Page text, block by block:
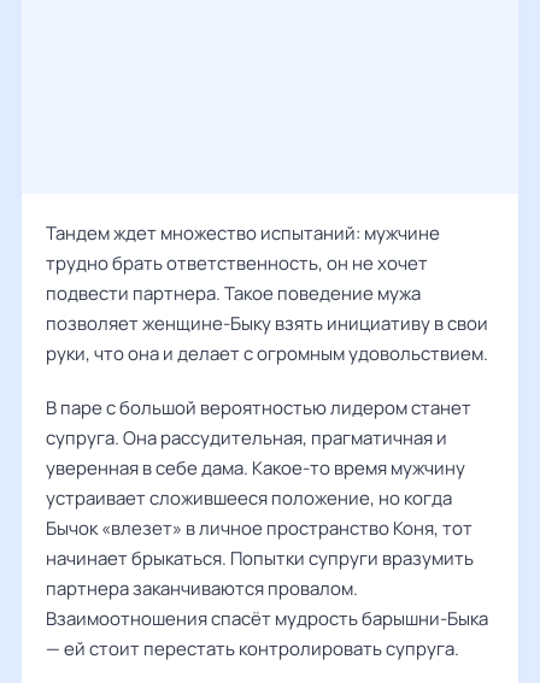
Тандем ждет множество испытаний: мужчине
трудно брать ответственность, он не хочет
подвести партнера. Такое поведение мужа
позволяет женщине-Быку взять инициативу в свои
руки, что она и делает с огромным удовольствием.
В паре с большой вероятностью лидером станет
супруга. Она рассудительная, прагматичная и
уверенная в себе дама. Какое-то время мужчину
устраивает сложившееся положение, но когда
Бычок «влезет» в личное пространство Коня, тот
начинает брыкаться. Попытки супруги вразумить
партнера заканчиваются провалом.
Взаимоотношения спасёт мудрость барышни-Быка
— ей стоит перестать контролировать супруга.